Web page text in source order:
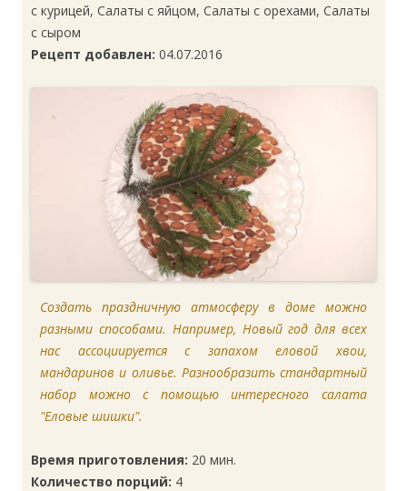
с курицей, Салаты с яйцом, Салаты с орехами, Салаты
с сыром
Рецепт добавлен: 04.07.2016
Создать праздничную атмосферу в доме можно
разными способами. Например, Новый год для всех
нас ассоциируется с запахом еловой хвои,
мандаринов и оливье. Разнообразить стандартный
набор можно с помощью интересного салата
"Еловые шишки".
Время приготовления: 20 мин.
Количество порций: 4